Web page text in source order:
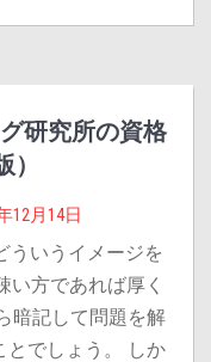
研究所の資格
12月14日
ういうイメージを
い方であれば厚く
暗記して問題を解
とでしょう。 しか